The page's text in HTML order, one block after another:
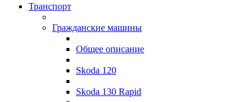
Транспорт
Гражданские машины
Общее описание
Skoda 120
Skoda 130 Rapid